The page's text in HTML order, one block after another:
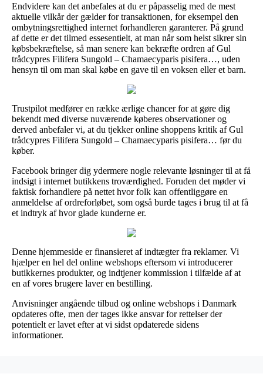
Endvidere kan det anbefales at du er påpasselig med de mest
aktuelle vilkår der gælder for transaktionen, for eksempel den
ombytningsrettighed internet forhandleren garanterer. På grund
af dette er det tilmed essesentielt, at man når som helst sikrer sin
købsbekræftelse, så man senere kan bekræfte ordren af Gul
trådcypres Filifera Sungold – Chamaecyparis pisifera…, uden
hensyn til om man skal købe en gave til en voksen eller et barn.
Trustpilot medfører en række ærlige chancer for at gøre dig
bekendt med diverse nuværende køberes observationer og
derved anbefaler vi, at du tjekker online shoppens kritik af Gul
trådcypres Filifera Sungold – Chamaecyparis pisifera… før du
køber.
Facebook bringer dig ydermere nogle relevante løsninger til at få
indsigt i internet butikkens troværdighed. Foruden det møder vi
faktisk forhandlere på nettet hvor folk kan offentliggøre en
anmeldelse af ordreforløbet, som også burde tages i brug til at få
et indtryk af hvor glade kunderne er.
Denne hjemmeside er finansieret af indtægter fra reklamer. Vi
hjælper en hel del online webshops eftersom vi introducerer
butikkernes produkter, og indtjener kommission i tilfælde af at
en af vores brugere laver en bestilling.
Anvisninger angående tilbud og online webshops i Danmark
opdateres ofte, men der tages ikke ansvar for rettelser der
potentielt er lavet efter at vi sidst opdaterede sidens
informationer.